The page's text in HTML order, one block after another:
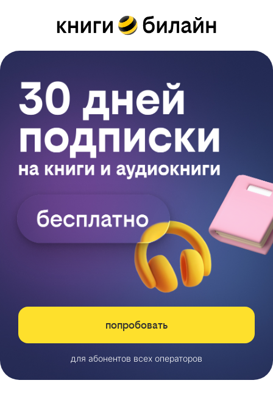
попробовать
для абонентов всех операторов